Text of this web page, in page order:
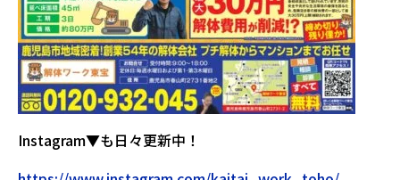
Instagram▼も日々更新中！